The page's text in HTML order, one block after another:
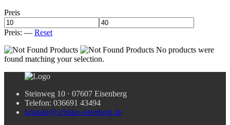
Preis
Preis: — Reset
No products were
found matching your selection.
Steinweg 10 · 07607 Eisenberg
Telefon: 036691 43494
kontakt@schuhe-eisenberg.de